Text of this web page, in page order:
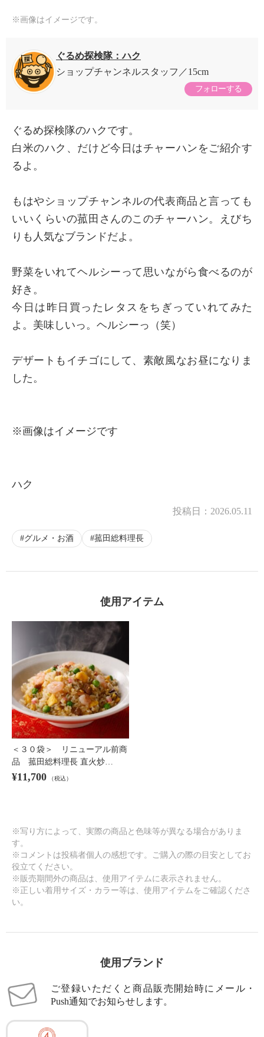
※画像はイメージです。
ぐるめ探検隊：ハク
ショップチャンネルスタッフ
15cm
フォローする
ぐるめ探検隊のハクです。
白米のハク、だけど今日はチャーハンをご紹介す
るよ。
もはやショップチャンネルの代表商品と言っても
いいくらいの菰田さんのこのチャーハン。えびち
りも人気なブランドだよ。
野菜をいれてヘルシーって思いながら食べるのが
好き。
今日は昨日買ったレタスをちぎっていれてみた
よ。美味しいっ。ヘルシーっ（笑）
デザートもイチゴにして、素敵風なお昼になりま
した。
※画像はイメージです
ハク
投稿日： 2026.05.11
グルメ・お酒 菰田総料理長
使用アイテム
＜３０袋＞ リニューアル前商
品 菰田総料理長 直火炒…
¥11,700 （税込）
※写り方によって、実際の商品と色味等が異なる場合がありま
す。
※コメントは投稿者個人の感想です。ご購入の際の目安としてお
役立てください。
※販売期間外の商品は、使用アイテムに表示されません。
※正しい着用サイズ・カラー等は、使用アイテムをご確認くださ
い。
使用ブランド
ご登録いただくと商品販売開始時にメール・
Push通知でお知らせします。